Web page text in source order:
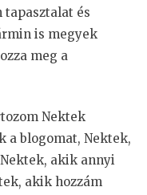
tapasztalat és
is megyek
meg a
Nektek
a blogomat, Nektek,
akik annyi
akik hozzám